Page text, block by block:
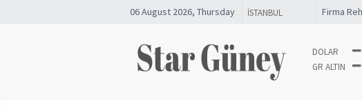
06 August 2026, Thursday Firma
DOLAR
GR ALTIN